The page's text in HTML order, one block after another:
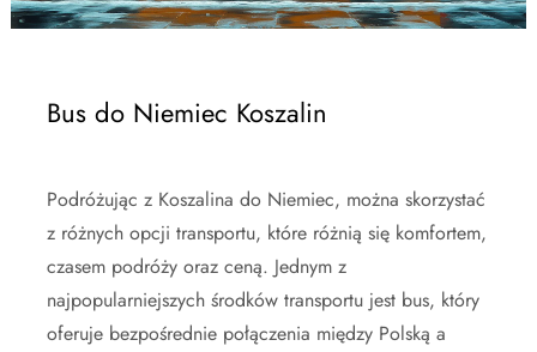
Bus do Niemiec Koszalin
Podróżując z Koszalina do Niemiec, można skorzystać
z różnych opcji transportu, które różnią się komfortem,
czasem podróży oraz ceną. Jednym z
najpopularniejszych środków transportu jest bus, który
oferuje bezpośrednie połączenia między Polską a